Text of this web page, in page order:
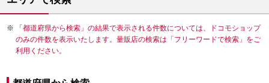
「都道府県から検索」の結果で表示される件数については、ドコモショップ
のみの件数を表示いたします。量販店の検索は「フリーワードで検索」をご
利用ください。